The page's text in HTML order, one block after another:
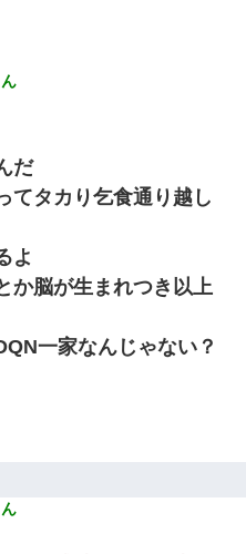
嬉しい
で盛り上がってさぁ寝よう！
「ちょっと待ってて」→勢い
起きたら股間がなんかモッコ
男子がいた。→修学旅行に来
を渡した。5分後…
てる」Ａ「ずるい！クレク
だ
てタカり乞食通り越し
よ
か脳が生まれつき以上
一家なんじゃない？